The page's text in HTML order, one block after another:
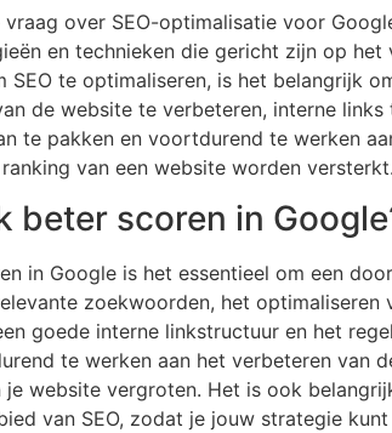
over SEO-optimalisatie voor
en technieken die gericht zijn op
SEO te optimaliseren, is het belangrijk
de website te verbeteren, interne
te pakken en voortdurend te werken
van een website worden versterkt.
beter scoren in
in Google is het essentieel om een
zoekwoorden, het
goede interne linkstructuur en het
te werken aan het verbeteren van
je website vergroten. Het is ook
van SEO, zodat je jouw strategie